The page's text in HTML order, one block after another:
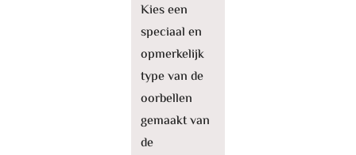
Kies een
speciaal en
opmerkelijk
type van de
oorbellen
gemaakt van
de